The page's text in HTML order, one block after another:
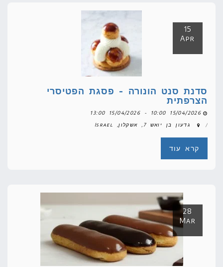
15
Apr
סדנת סנט הונורה - פסגת הפטיסרי
הצרפתית
15/04/2026 10:00 - 15/04/2026 13:00
גדעון בן יואש 7, אשקלון, Israel
קרא עוד
28
Mar